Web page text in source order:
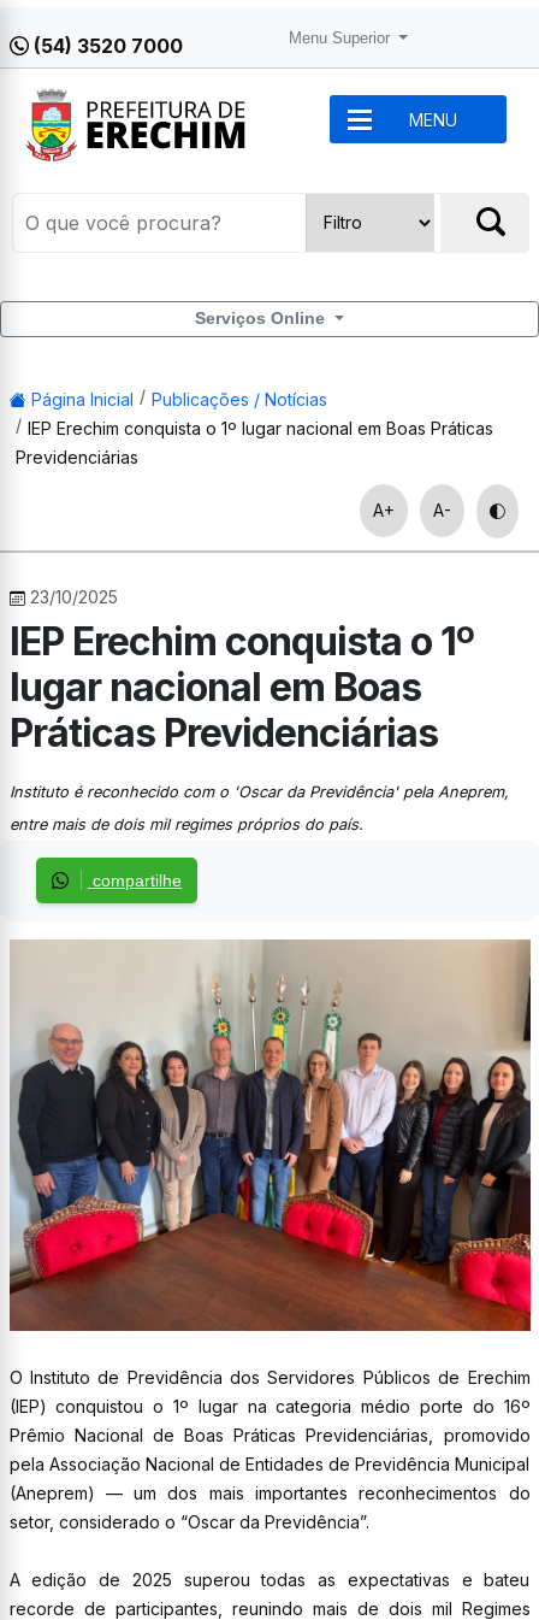
(54) 3520 7000 Menu Superior
MENU
Serviços Online
Página Inicial
Publicações / Notícias
IEP Erechim conquista o 1º lugar nacional em Boas Práticas
Previdenciárias
A+ A-
23/10/2025
IEP Erechim conquista o 1º
lugar nacional em Boas
Práticas Previdenciárias
Instituto é reconhecido com o 'Oscar da Previdência' pela Aneprem,
entre mais de dois mil regimes próprios do país.
compartilhe
O Instituto de Previdência dos Servidores Públicos de Erechim
(IEP) conquistou o 1º lugar na categoria médio porte do 16º
Prêmio Nacional de Boas Práticas Previdenciárias, promovido
pela Associação Nacional de Entidades de Previdência Municipal
(Aneprem) — um dos mais importantes reconhecimentos do
setor, considerado o “Oscar da Previdência”.
A edição de 2025 superou todas as expectativas e bateu
recorde de participantes, reunindo mais de dois mil Regimes